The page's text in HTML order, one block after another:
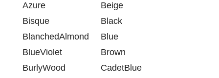
Azure
Beige
Bisque
Black
BlanchedAlmond
Blue
BlueViolet
Brown
BurlyWood
CadetBlue